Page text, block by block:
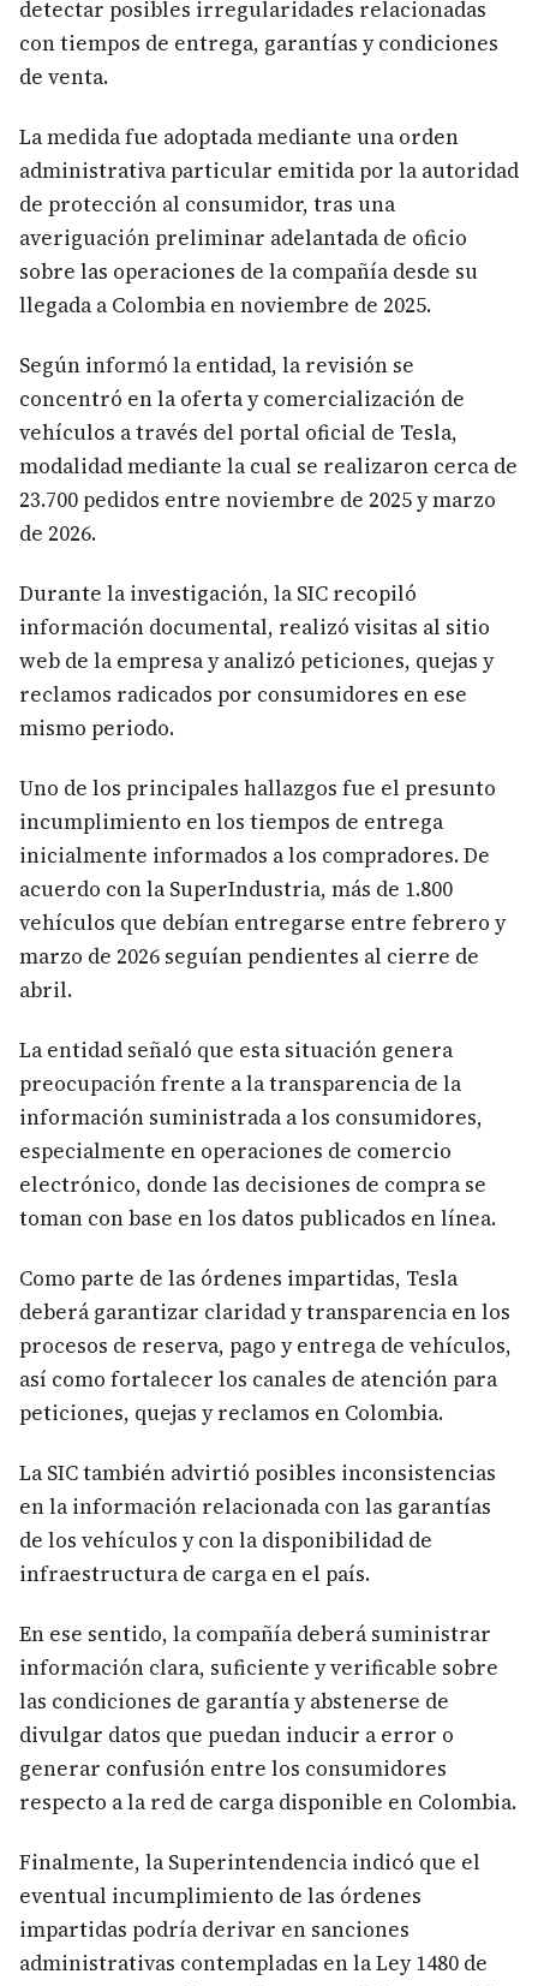
detectar posibles irregularidades relacionadas
con tiempos de entrega, garantías y condiciones
de venta.
La medida fue adoptada mediante una orden
administrativa particular emitida por la autoridad
de protección al consumidor, tras una
averiguación preliminar adelantada de oficio
sobre las operaciones de la compañía desde su
llegada a Colombia en noviembre de 2025.
Según informó la entidad, la revisión se
concentró en la oferta y comercialización de
vehículos a través del portal oficial de Tesla,
modalidad mediante la cual se realizaron cerca de
23.700 pedidos entre noviembre de 2025 y marzo
de 2026.
Durante la investigación, la SIC recopiló
información documental, realizó visitas al sitio
web de la empresa y analizó peticiones, quejas y
reclamos radicados por consumidores en ese
mismo periodo.
Uno de los principales hallazgos fue el presunto
incumplimiento en los tiempos de entrega
inicialmente informados a los compradores. De
acuerdo con la SuperIndustria, más de 1.800
vehículos que debían entregarse entre febrero y
marzo de 2026 seguían pendientes al cierre de
abril.
La entidad señaló que esta situación genera
preocupación frente a la transparencia de la
información suministrada a los consumidores,
especialmente en operaciones de comercio
electrónico, donde las decisiones de compra se
toman con base en los datos publicados en línea.
Como parte de las órdenes impartidas, Tesla
deberá garantizar claridad y transparencia en los
procesos de reserva, pago y entrega de vehículos,
así como fortalecer los canales de atención para
peticiones, quejas y reclamos en Colombia.
La SIC también advirtió posibles inconsistencias
en la información relacionada con las garantías
de los vehículos y con la disponibilidad de
infraestructura de carga en el país.
En ese sentido, la compañía deberá suministrar
información clara, suficiente y verificable sobre
las condiciones de garantía y abstenerse de
divulgar datos que puedan inducir a error o
generar confusión entre los consumidores
respecto a la red de carga disponible en Colombia.
Finalmente, la Superintendencia indicó que el
eventual incumplimiento de las órdenes
impartidas podría derivar en sanciones
administrativas contempladas en la Ley 1480 de